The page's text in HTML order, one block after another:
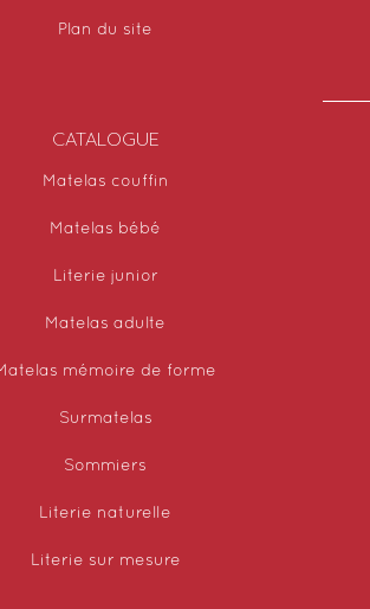
Plan du site
CATALOGUE
Matelas couffin
Matelas bébé
Literie junior
Matelas adulte
mémoire de forme
Surmatelas
Sommiers
Literie naturelle
Literie sur mesure